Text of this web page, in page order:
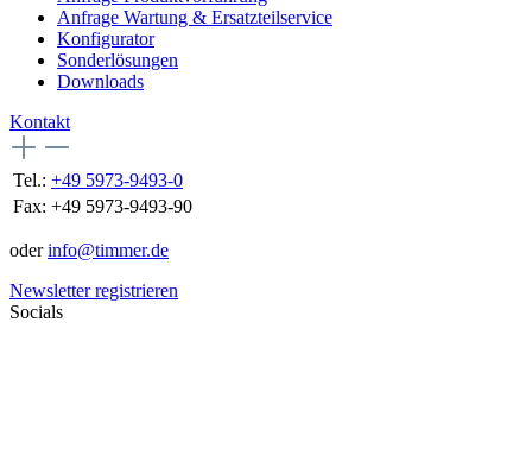
Anfrage Wartung & Ersatzteilservice
Konfigurator
Sonderlösungen
Downloads
Kontakt
Tel.: +49 5973-9493-0
Fax: +49 5973-9493-90
oderinfo@timmer.de
Newsletter registrieren
Socials